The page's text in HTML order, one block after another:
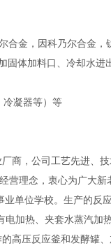
金，因科乃尔合金，
体加料口、冷却水进
冷凝器等）等
商，公司工艺先进、
营理念，衷心为广大新
单位学校。生产的反
加热、夹套水蒸汽加
高压反应釜和发酵罐